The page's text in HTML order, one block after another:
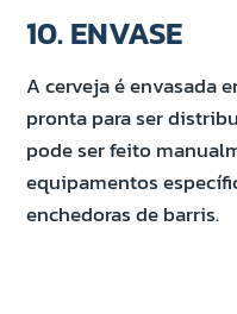
10. ENVASE
A cerveja é envasada
pronta para ser
pode ser feito
equipamentos
enchedoras de barris.